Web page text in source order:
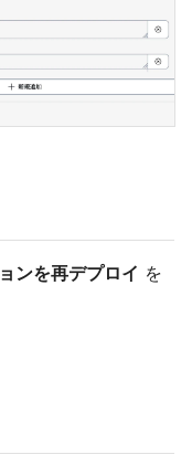
ンを再デプロイ を